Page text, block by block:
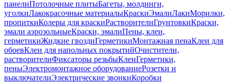
панелиПотолочные плитыБагеты, молдинги,
уголкиЛакокрасочные материалыКраскиЭмалиЛакиМорилки,
пропиткиКолеры для краскиРастворителиГрунтовкиКраски,
эмали аэрозольныеКраски, эмалиПены, клеи,
герметикиЖидкие гвоздиГерметикиМонтажная пенаКлеи для
обоевКлеи для напольных покрытийОчистители,
растворителиФиксаторы резьбыКлеиГерметики,
пеныЭлектромонтажное оборудованиеРозетки и
выключателиЭлектрические звонкиКоробки